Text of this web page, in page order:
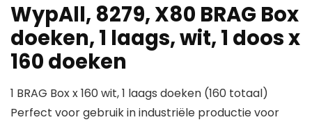
WypAll, 8279, X80 BRAG Box
doeken, 1 laags, wit, 1 doos x
160 doeken
1 BRAG Box x 160 wit, 1 laags doeken (160 totaal)
Perfect voor gebruik in industriële productie voor